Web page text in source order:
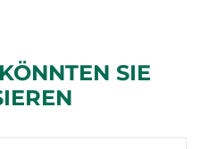
KÖNNTEN SIE